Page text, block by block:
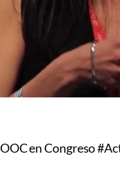
en Congreso